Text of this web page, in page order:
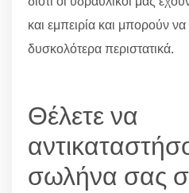
και εμπειρία και μπορούν
δυσκολότερα περιστατικά.
Θέλετε να
σωλήνα σας